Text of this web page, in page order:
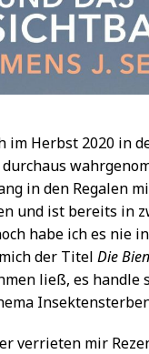
im Herbst 2020 in
in den Regalen
und ist bereits in
habe ich es nie
der Titel Die
ließ, es handle
verrieten mir